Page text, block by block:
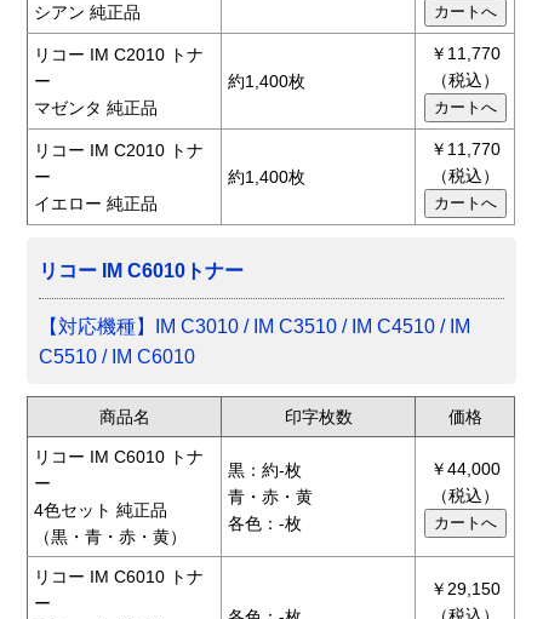
シアン 純正品
リコー IM C2010 トナ
ー
マゼンタ 純正品
約1,400枚
￥11,770
（税込）
リコー IM C2010 トナ
ー
イエロー 純正品
約1,400枚
￥11,770
（税込）
リコー IM C6010トナー
【対応機種】IM C3010 / IM C3510 / IM C4510 / IM
C5510 / IM C6010
商品名 印字枚数 価格
リコー IM C6010 トナ
ー
4色セット 純正品
（黒・青・赤・黄）
黒：約-枚
青・赤・黄
各色：-枚
￥44,000
（税込）
リコー IM C6010 トナ
ー
￥29,150